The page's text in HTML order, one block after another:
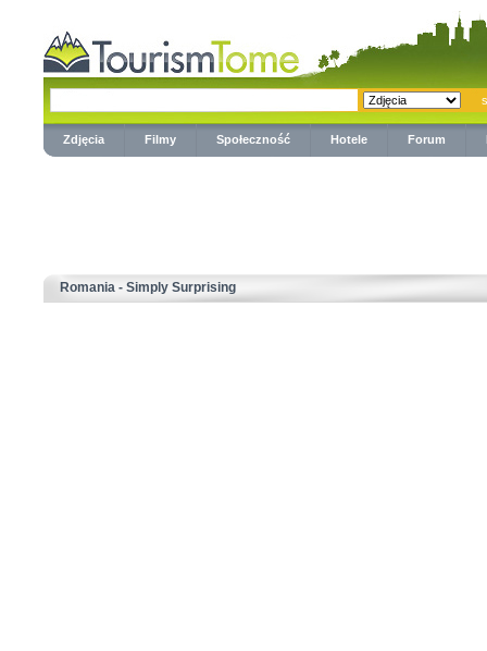
Zdjęcia Filmy Społeczność Hotele Forum
Romania - Simply Surprising